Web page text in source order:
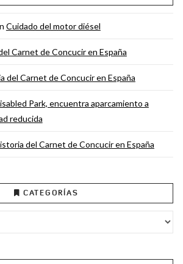
Cuidado del motor diésel
Carnet de Concucir en España
del Carnet de Concucir en España
Park, encuentra aparcamiento a
reducida
del Carnet de Concucir en España
CATEGORÍAS